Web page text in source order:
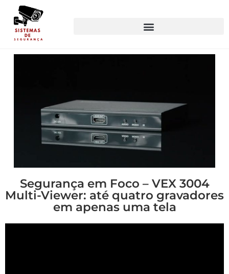
Segurança em Foco – VEX 3004
Multi-Viewer: até quatro gravadores
em apenas uma tela